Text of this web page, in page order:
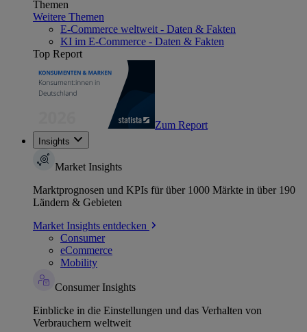
Themen
Weitere Themen
E-Commerce weltweit - Daten & Fakten
KI im E-Commerce - Daten & Fakten
Top Report
Zum Report
Insights
Market Insights
Marktprognosen und KPIs für über 1000 Märkte in über 190
Ländern & Gebieten
Market Insights entdecken
Consumer
eCommerce
Mobility
Consumer Insights
Einblicke in die Einstellungen und das Verhalten von
Verbrauchern weltweit